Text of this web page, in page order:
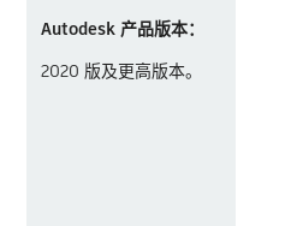
Autodesk 产品版本：
2020 版及更高版本。